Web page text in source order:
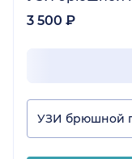
3 500 ₽
УЗИ брюшной